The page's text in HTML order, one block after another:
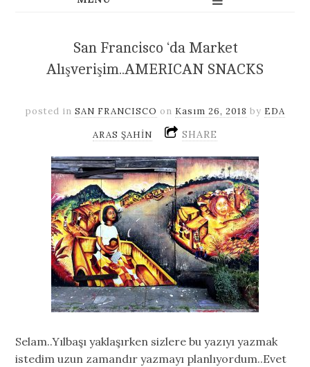
San Francisco ‘da Market
Alışverişim..AMERICAN SNACKS
posted in SAN FRANCISCO on Kasım 26, 2018 by EDA
ARAS ŞAHİN
SHARE
Selam..Yılbaşı yaklaşırken sizlere bu yazıyı yazmak
istedim uzun zamandır yazmayı planlıyordum..Evet